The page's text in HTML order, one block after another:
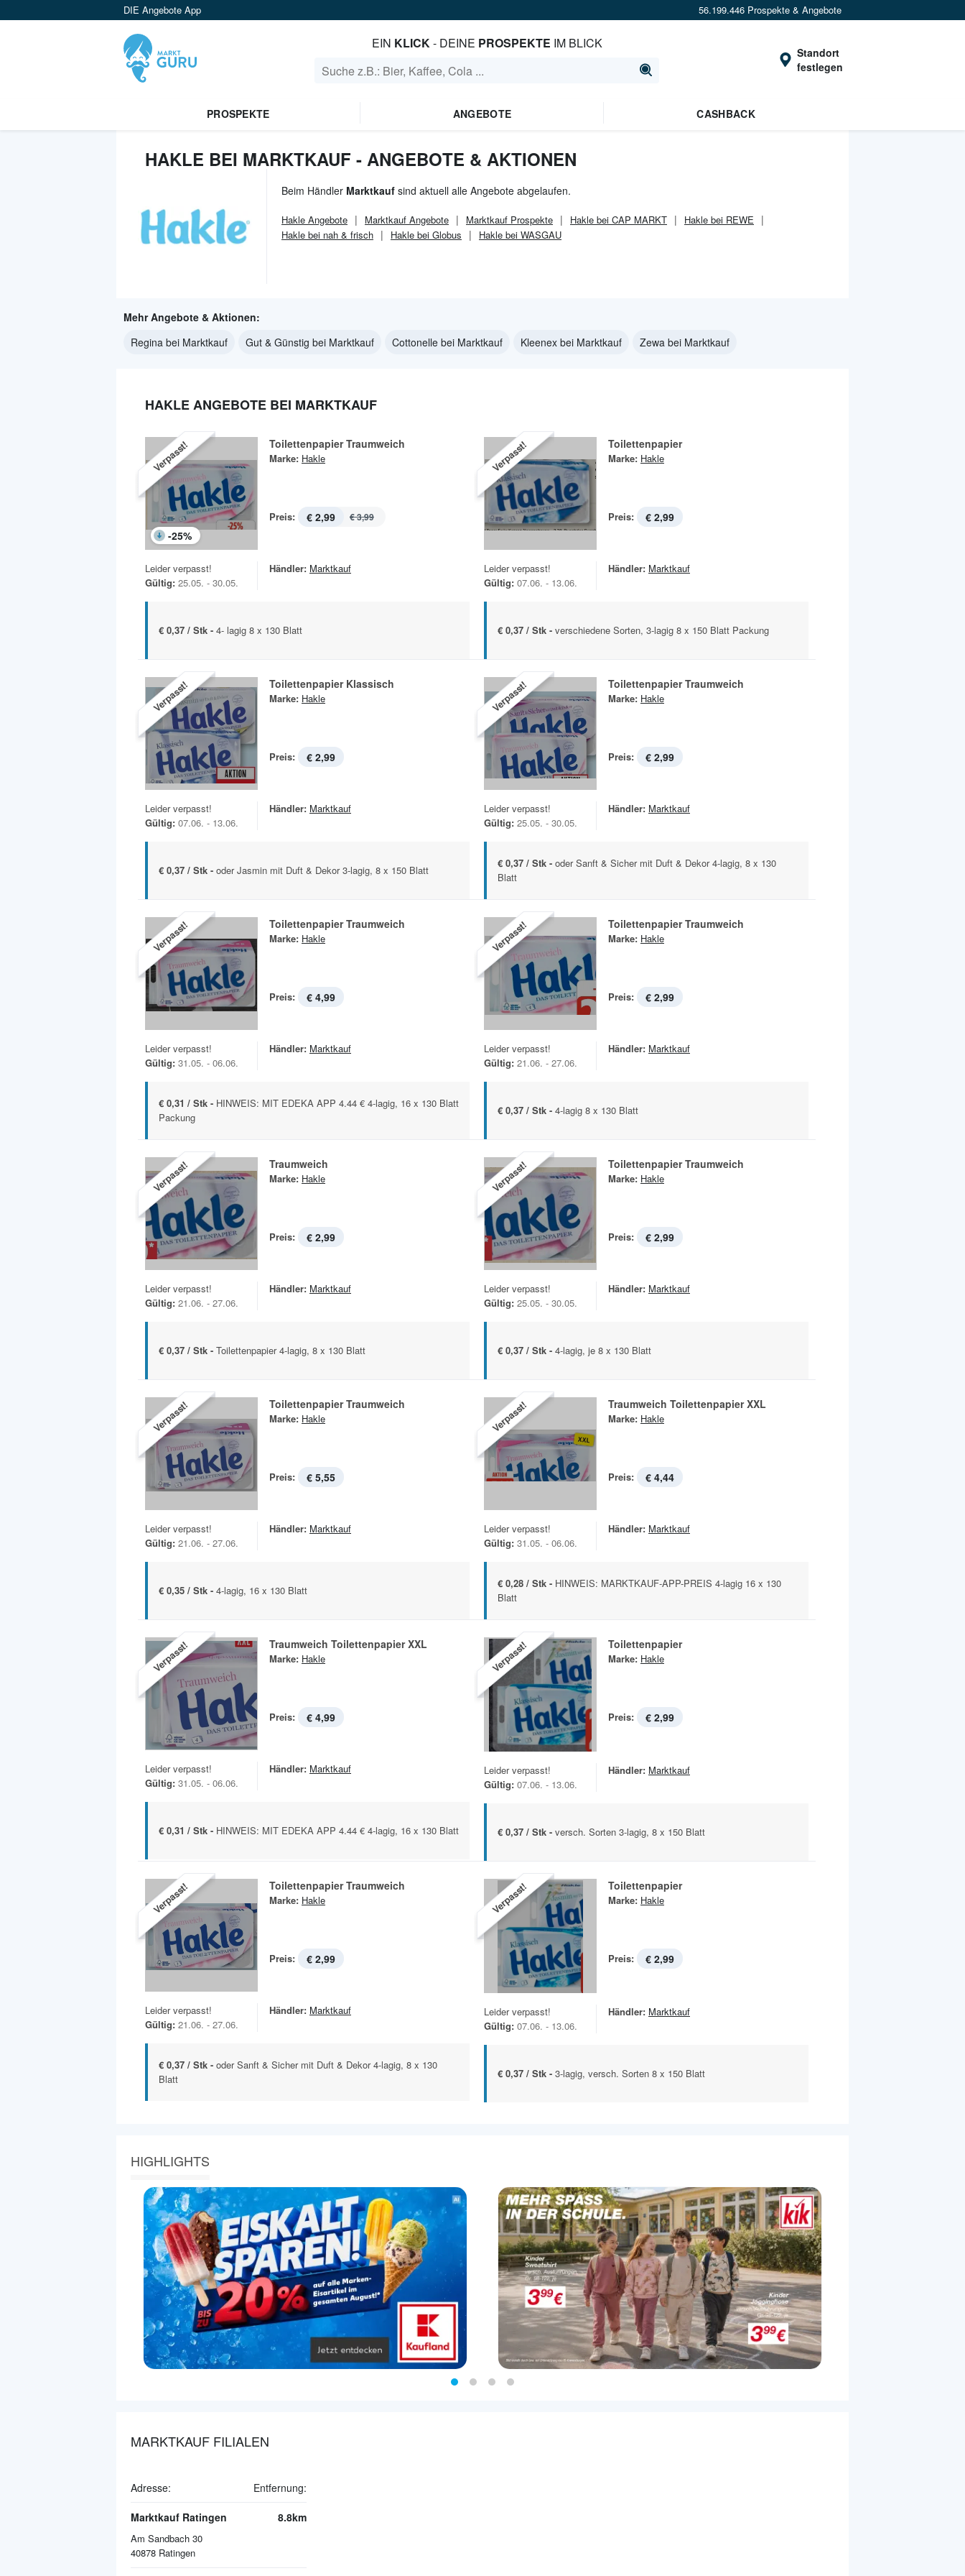
DIE Angebote App 56.199.446 Prospekte & Angebote
EIN KLICK- DEINE PROSPEKTE IM BLICK
Standort
festlegen
PROSPEKTE ANGEBOTE CASHBACK
HAKLE BEI MARKTKAUF - ANGEBOTE & AKTIONEN
Beim Händler Marktkauf sind aktuell alle Angebote abgelaufen.
Hakle Angebote Marktkauf Angebote Marktkauf Prospekte Hakle bei CAP MARKT
Hakle bei REWE
Hakle bei nah & frisch
Hakle bei Globus Hakle bei WASGAU
Mehr Angebote & Aktionen:
Regina bei Marktkauf
Gut & Günstig bei Marktkauf Cottonelle bei Marktkauf Kleenex bei Marktkauf Zewa bei Marktkauf
HAKLE ANGEBOTE BEI MARKTKAUF
Verpasst!
-25%
Toilettenpapier Traumweich
Marke: Hakle
Preis: € 2,99 € 3,99
Leider verpasst!
Gültig: 25.05. - 30.05.
Händler: Marktkauf
€ 0,37 / Stk - 4- lagig 8 x 130 Blatt
Verpasst! Toilettenpapier
Marke: Hakle
Preis: € 2,99
Leider verpasst!
Gültig: 07.06. - 13.06.
Händler: Marktkauf
€ 0,37 / Stk - verschiedene Sorten, 3-lagig 8 x 150 Blatt Packung
Verpasst! Toilettenpapier Klassisch
Marke: Hakle
Preis: € 2,99
Leider verpasst!
Gültig: 07.06. - 13.06.
Händler: Marktkauf
€ 0,37 / Stk - oder Jasmin mit Duft & Dekor 3-lagig, 8 x 150 Blatt
Verpasst! Toilettenpapier Traumweich
Marke: Hakle
Preis: € 2,99
Leider verpasst!
Gültig: 25.05. - 30.05.
Händler: Marktkauf
€ 0,37 / Stk - oder Sanft & Sicher mit Duft & Dekor 4-lagig, 8 x 130
Blatt
Verpasst! Toilettenpapier Traumweich
Marke: Hakle
Preis: € 4,99
Leider verpasst!
Gültig: 31.05. - 06.06.
Händler: Marktkauf
€ 0,31 / Stk - HINWEIS: MIT EDEKA APP 4.44 € 4-lagig, 16 x 130 Blatt
Packung
Verpasst! Toilettenpapier Traumweich
Marke: Hakle
Preis: € 2,99
Leider verpasst!
Gültig: 21.06. - 27.06.
Händler: Marktkauf
€ 0,37 / Stk - 4-lagig 8 x 130 Blatt
Verpasst! Traumweich
Marke: Hakle
Preis: € 2,99
Leider verpasst!
Gültig: 21.06. - 27.06.
Händler: Marktkauf
€ 0,37 / Stk - Toilettenpapier 4-lagig, 8 x 130 Blatt
Verpasst! Toilettenpapier Traumweich
Marke: Hakle
Preis: € 2,99
Leider verpasst!
Gültig: 25.05. - 30.05.
Händler: Marktkauf
€ 0,37 / Stk - 4-lagig, je 8 x 130 Blatt
Verpasst! Toilettenpapier Traumweich
Marke: Hakle
Preis: € 5,55
Leider verpasst!
Gültig: 21.06. - 27.06.
Händler: Marktkauf
€ 0,35 / Stk - 4-lagig, 16 x 130 Blatt
Verpasst! Traumweich Toilettenpapier XXL
Marke: Hakle
Preis: € 4,44
Leider verpasst!
Gültig: 31.05. - 06.06.
Händler: Marktkauf
€ 0,28 / Stk - HINWEIS: MARKTKAUF-APP-PREIS 4-lagig 16 x 130
Blatt
Verpasst! Traumweich Toilettenpapier XXL
Marke: Hakle
Preis: € 4,99
Leider verpasst!
Gültig: 31.05. - 06.06.
Händler: Marktkauf
€ 0,31 / Stk - HINWEIS: MIT EDEKA APP 4.44 € 4-lagig, 16 x 130 Blatt
Verpasst! Toilettenpapier
Marke: Hakle
Preis: € 2,99
Leider verpasst!
Gültig: 07.06. - 13.06.
Händler: Marktkauf
€ 0,37 / Stk - versch. Sorten 3-lagig, 8 x 150 Blatt
Verpasst! Toilettenpapier Traumweich
Marke: Hakle
Preis: € 2,99
Leider verpasst!
Gültig: 21.06. - 27.06.
Händler: Marktkauf
€ 0,37 / Stk - oder Sanft & Sicher mit Duft & Dekor 4-lagig, 8 x 130
Blatt
Verpasst! Toilettenpapier
Marke: Hakle
Preis: € 2,99
Leider verpasst!
Gültig: 07.06. - 13.06.
Händler: Marktkauf
€ 0,37 / Stk - 3-lagig, versch. Sorten 8 x 150 Blatt
HIGHLIGHTS
MARKTKAUF FILIALEN
Adresse: Entfernung:
Marktkauf Ratingen
Am Sandbach 30
40878 Ratingen
8.8km